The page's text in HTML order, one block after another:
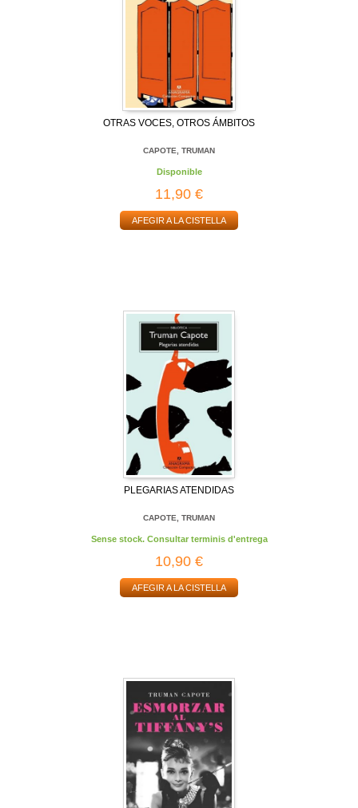
OTRAS VOCES, OTROS ÁMBITOS
CAPOTE, TRUMAN
Disponible
11,90 €
AFEGIR A LA CISTELLA
PLEGARIAS ATENDIDAS
CAPOTE, TRUMAN
Sense stock. Consultar terminis d'entrega
10,90 €
AFEGIR A LA CISTELLA